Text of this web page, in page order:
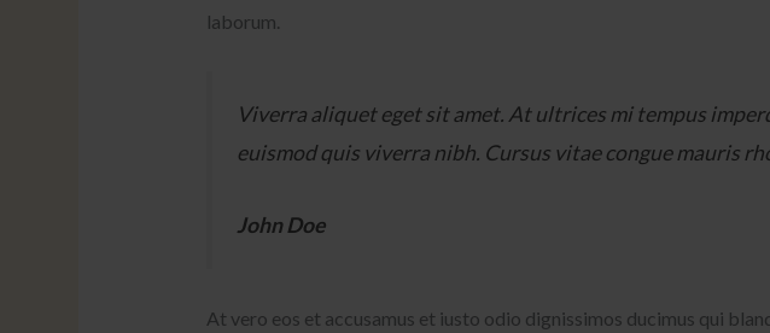
laborum.
Viverra aliquet eget sit amet. At ultrices mi tempus
euismod quis viverra nibh. Cursus vitae congue mauris
John Doe
At vero eos et accusamus et iusto odio dignissimos ducimus qui